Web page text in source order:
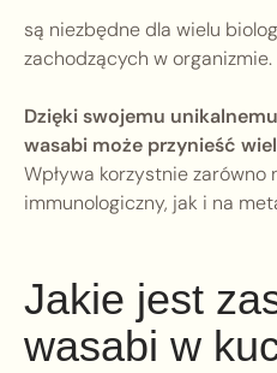
są niezbędne dla wielu
zachodzących w organizmie.
Dzięki swojemu
wasabi może przynieść
Wpływa korzystnie zarówno
immunologiczny, jak i na
Jakie jest
wasabi w